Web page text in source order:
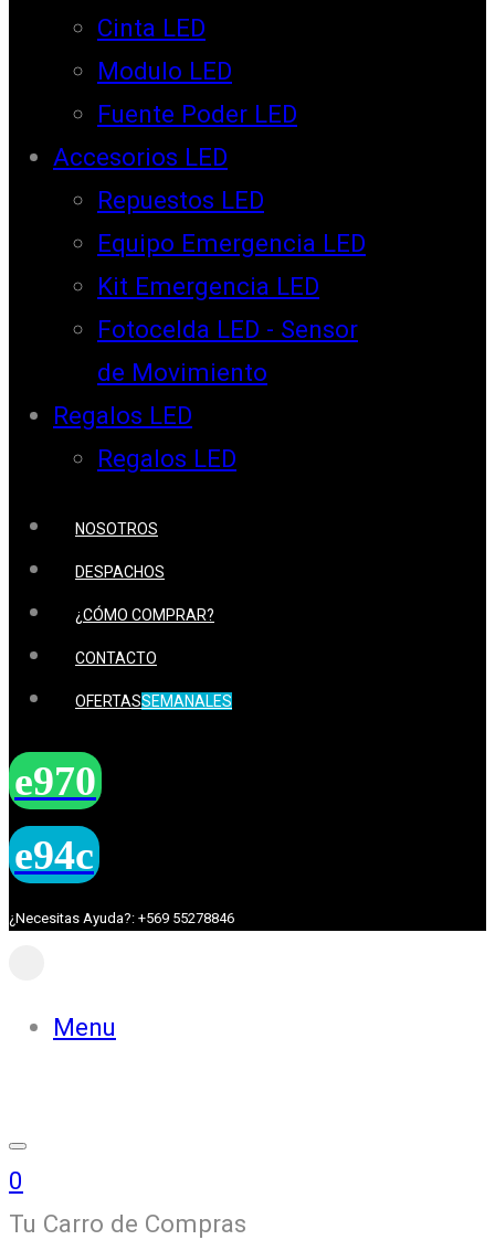
Cinta LED
Modulo LED
Fuente Poder LED
Accesorios LED
Repuestos LED
Equipo Emergencia LED
Kit Emergencia LED
Fotocelda LED - Sensor
de Movimiento
Regalos LED
Regalos LED
NOSOTROS
DESPACHOS
¿CÓMO COMPRAR?
CONTACTO
OFERTASSEMANALES
¿Necesitas Ayuda?: +569 55278846
Menu
0
Tu Carro de Compras